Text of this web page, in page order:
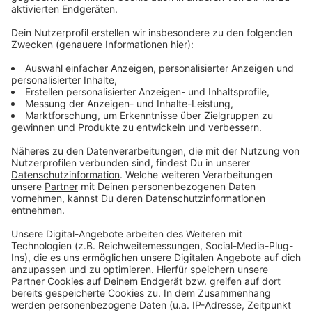
Das zufälligste Wissen der Welt mit Hendrik
Anzeige
Das gesamte Wissen ist immer dabei: Dank
quasi das sämtliches Wissen der Menschheit ständig
in der Hosentasche. Immerhin gibt es fast 3 Millionen
deutsche Wikipedia-Artikel. Und unser Moderator
Hendrik Frost dachte sich: 'Es wird Zeit, dass sich das
Anzeige